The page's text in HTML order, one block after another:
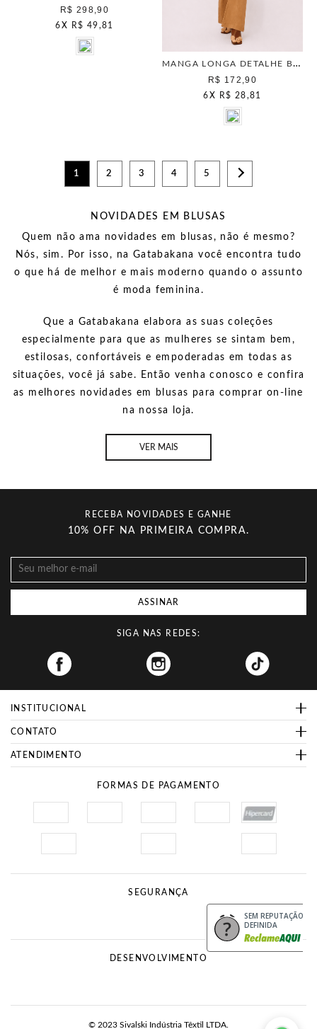
R$ 298,90
6 X R$ 49,81
MANGA LONGA DETALHE BUSTO CHUMBO
R$ 172,90
6 X R$ 28,81
1 2 3 4 5
NOVIDADES EM BLUSAS
Quem não ama novidades em blusas, não é mesmo?
Nós, sim. Por isso, na Gatabakana você encontra tudo
o que há de melhor e mais moderno quando o assunto
é moda feminina.
Que a Gatabakana elabora as suas coleções
especialmente para que as mulheres se sintam bem,
estilosas, confortáveis e empoderadas em todas as
situações, você já sabe. Então venha conosco e confira
as melhores novidades em blusas para comprar on-line
na nossa loja.
VER MAIS
RECEBA NOVIDADES E GANHE
10% OFF NA PRIMEIRA COMPRA.
ASSINAR
SIGA NAS REDES:
Facebook
INSTITUCIONAL
CONTATO
ATENDIMENTO
FORMAS DE PAGAMENTO
SEGURANÇA
SEM REPUTAÇÃO
DEFINIDA
DESENVOLVIMENTO
© 2023 Sivalski Indústria Têxtil LTDA.